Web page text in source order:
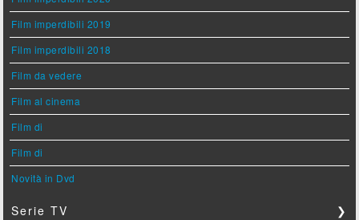
Film imperdibili 2019
Film imperdibili 2018
Film da vedere
Film al cinema
Film di
Film di
Novità in Dvd
Serie TV ❯